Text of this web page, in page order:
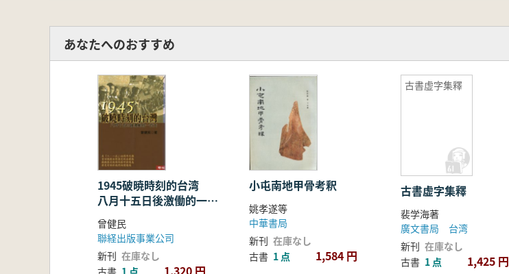
あなたへのおすすめ
1945破暁時刻的台湾
八月十五日後激働的一百
天
曾健民
聯経出版事業公司
新刊 在庫なし
小屯南地甲骨考釈
姚孝遂等
中華書局
新刊 在庫なし
古書 1 点 1,584 円
古書虚字集釋
古書虚字集釋
裴学海著
廣文書局 台湾
新刊 在庫なし
古書 1 点 1,425 円